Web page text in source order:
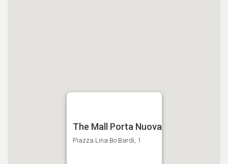
The Mall Porta Nuova
Piazza Lina Bo Bardi, 1